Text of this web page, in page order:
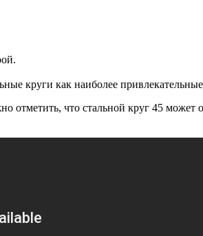
круги как наиболее
отметить, что стальной круг 45